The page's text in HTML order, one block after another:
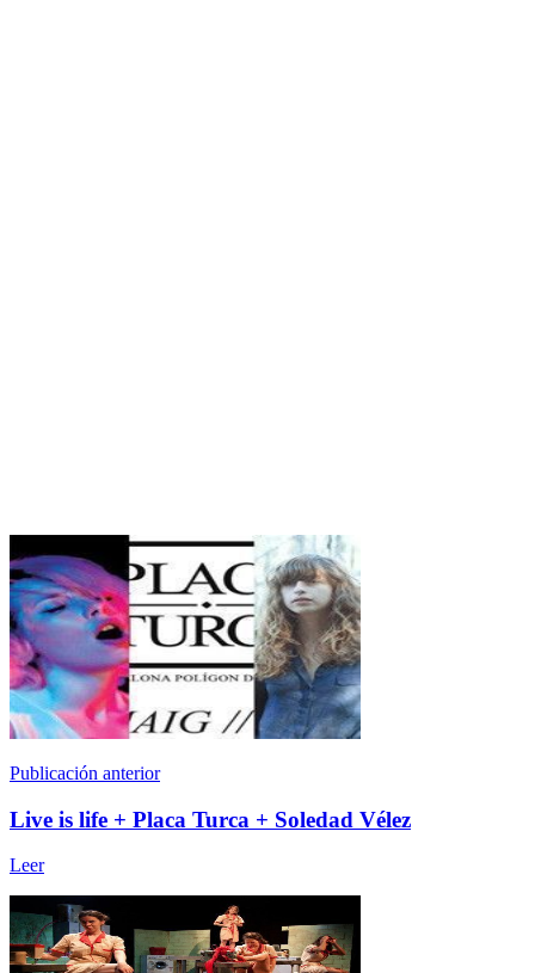
Publicación anterior
Live is life + Placa Turca + Soledad Vélez
Leer